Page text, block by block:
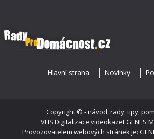
Hlavní strana Novinky
Copyright © - návod, rady, tipy,
VHS Digitalizace videokazetGENES
Provozovatelem webových stránek je: